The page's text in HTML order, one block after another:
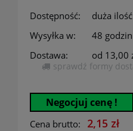
Dostępność:
duża ilość
Wysyłka w:
48 godzin
Dostawa:
od 13,00
Cena nie zawiera
sprawdź formy
Negocjuj cenę !
Cena brutto: 2,15 zł